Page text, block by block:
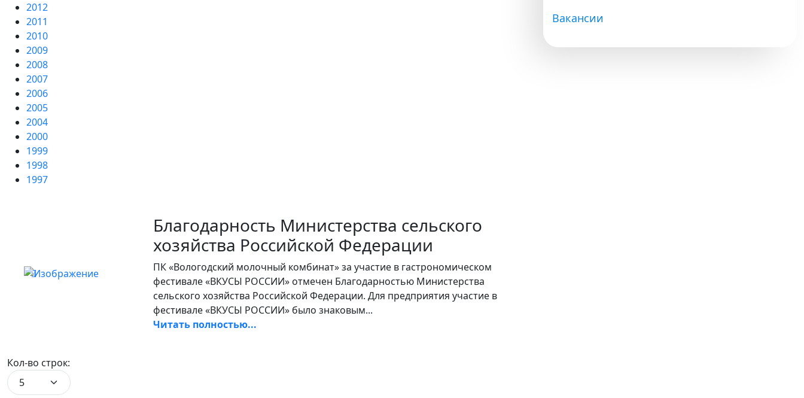
2012
2011
2010
2009
2008
2007
2006
2005
2004
2000
1999
1998
1997
Благодарность Министерства сельского
хозяйства Российской Федерации
ПК «Вологодский молочный комбинат» за участие в гастрономическом
фестивале «ВКУСЫ РОССИИ» отмечен Благодарностью Министерства
сельского хозяйства Российской Федерации. Для предприятия участие в
фестивале «ВКУСЫ РОССИИ» было знаковым...
Читать полностью...
Кол-во строк:
Вакансии